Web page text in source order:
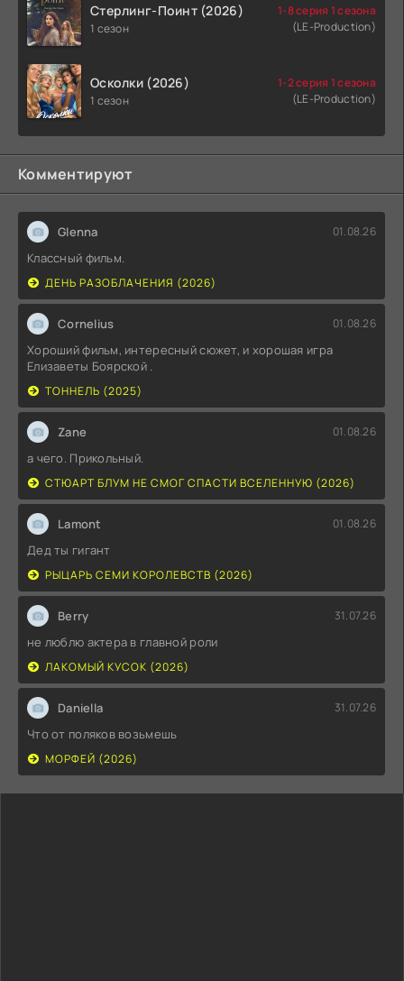
Стерлинг-Поинт (2026)
1 сезон
1-8 серия 1 сезона
(LE-Production)
Осколки (2026)
1 сезон
1-2 серия 1 сезона
(LE-Production)
Комментируют
Glenna 01.08.26
Классный фильм.
ДЕНЬ РАЗОБЛАЧЕНИЯ (2026)
Cornelius 01.08.26
Хороший фильм, интересный сюжет, и хорошая игра
Елизаветы Боярской .
ТОННЕЛЬ (2025)
Zane 01.08.26
а чего. Прикольный.
СТЮАРТ БЛУМ НЕ СМОГ СПАСТИ ВСЕЛЕННУЮ (2026)
Lamont 01.08.26
Дед ты гигант
РЫЦАРЬ СЕМИ КОРОЛЕВСТВ (2026)
Berry 31.07.26
не люблю актера в главной роли
ЛАКОМЫЙ КУСОК (2026)
Daniella 31.07.26
Что от поляков возьмешь
МОРФЕЙ (2026)